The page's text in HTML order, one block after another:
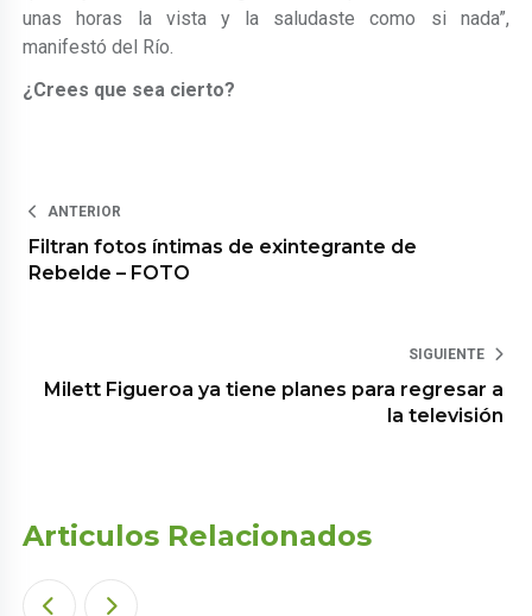
unas horas la vista y la saludaste como si nada”,
manifestó del Río.
¿Crees que sea cierto?
ANTERIOR
Filtran fotos íntimas de exintegrante de
Rebelde – FOTO
SIGUIENTE
Milett Figueroa ya tiene planes para regresar a
la televisión
Articulos Relacionados